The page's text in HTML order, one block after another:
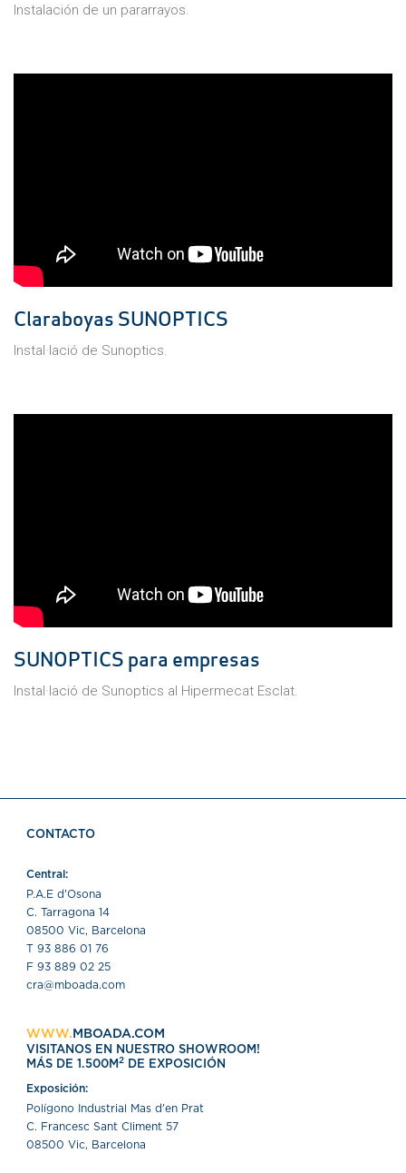
Instalación de un pararrayos.
Claraboyas SUNOPTICS
Instal·lació de Sunoptics.
SUNOPTICS para empresas
Instal·lació de Sunoptics al Hipermecat Esclat.
CONTACTO
Central:
P.A.E d'Osona
C. Tarragona 14
08500 Vic, Barcelona
T 93 886 01 76
F 93 889 02 25
cra@mboada.com
WWW. MBOADA.COM
VISITANOS EN NUESTRO SHOWROOM!
MÁS DE 1.500M 2 DE EXPOSICIÓN
Exposición:
Polígono Industrial Mas d'en Prat
C. Francesc Sant Climent 57
08500 Vic, Barcelona